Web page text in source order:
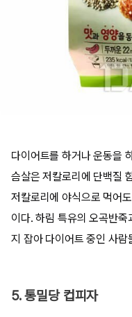
다이어트를 하거나 운동을
슴살은 저칼로리에 단백질
저칼로리에 야식으로 먹어
이다. 하림 특유의 오곡반
지 잡아 다이어트 중인 사
5. 통밀당 컵피자